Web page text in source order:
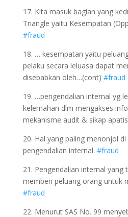
17. Kita masuk bagian yang
Triangle yaitu Kesempatan
#fraud
18. … kesempatan yaitu
pelaku secara leluasa dapat
disebabkan oleh…(cont) #fraud
19. …pengendalian internal yg
kelemahan dlm mengakses
mekanisme audit & sikap
20. Hal yang paling menonjol di
pengendalian internal. #fraud
21. Pengendalian internal yang
memberi peluang orang untuk
#fraud
22. Menurut SAS No. 99